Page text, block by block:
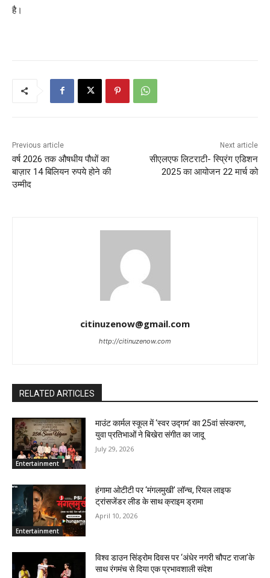
है।
Previous article
वर्ष 2026 तक औषधीय पौधों का
बाज़ार 14 बिलियन रुपये होने की
उम्मीद
Next article
सीएलएफ लिटराटी- स्प्रिंग एडिशन
2025 का आयोजन 22 मार्च को
citinuzenow@gmail.com
http://citinuzenow.com
RELATED ARTICLES
Entertainment
माउंट कार्मल स्कूल में ‘स्वर उद्गम’ का 25वां संस्करण,
युवा प्रतिभाओं ने बिखेरा संगीत का जादू
July 29, 2026
Entertainment
हंगामा ओटीटी पर ‘मंगलमुखी’ लॉन्च, रियल लाइफ
ट्रांसजेंडर लीड के साथ क्राइम ड्रामा
April 10, 2026
विश्व डाउन सिंड्रोम दिवस पर ‘अंधेर नगरी चौपट राजा’के
साथ रंगमंच से दिया एक प्रभावशाली संदेश